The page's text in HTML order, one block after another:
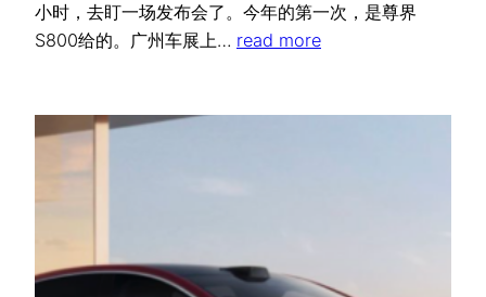
小时，去盯一场发布会了。今年的第一次，是尊界
S800给的。广州车展上… read more